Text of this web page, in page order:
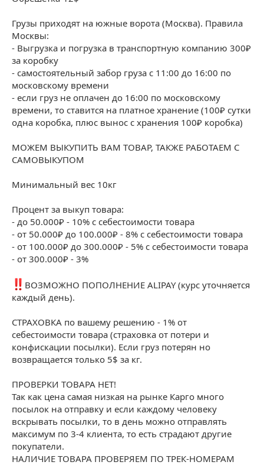
Грузы приходят на южные ворота (Москва). Правила
Москвы:
- Выгрузка и погрузка в транспортную компанию 300₽
за коробку
- самостоятельный забор груза с 11:00 до 16:00 по
московскому времени
- если груз не оплачен до 16:00 по московскому
времени, то ставится на платное хранение (100₽ сутки
одна коробка, плюс вынос с хранения 100₽ коробка)
МОЖЕМ ВЫКУПИТЬ ВАМ ТОВАР, ТАКЖЕ РАБОТАЕМ С
САМОВЫКУПОМ
Минимальный вес 10кг
Процент за выкуп товара:
- до 50.000₽ - 10% с себестоимости товара
- от 50.000₽ до 100.000₽ - 8% с себестоимости товара
- от 100.000₽ до 300.000₽ - 5% с себестоимости товара
- от 300.000₽ - 3%
ВОЗМОЖНО ПОПОЛНЕНИЕ ALIPAY (курс уточняется
каждый день).
СТРАХОВКА по вашему решению - 1% от
себестоимости товара (страховка от потери и
конфискации посылки). Если груз потерян но
возвращается только 5$ за кг.
ПРОВЕРКИ ТОВАРА НЕТ!
Так как цена самая низкая на рынке Карго много
посылок на отправку и если каждому человеку
вскрывать посылки, то в день можно отправлять
максимум по 3-4 клиента, то есть страдают другие
покупатели.
НАЛИЧИЕ ТОВАРА ПРОВЕРЯЕМ ПО ТРЕК-НОМЕРАМ